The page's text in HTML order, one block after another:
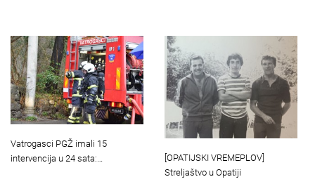
Vatrogasci PGŽ imali 15
intervencija u 24 sata:…
[OPATIJSKI VREMEPLOV]
Streljaštvo u Opatiji